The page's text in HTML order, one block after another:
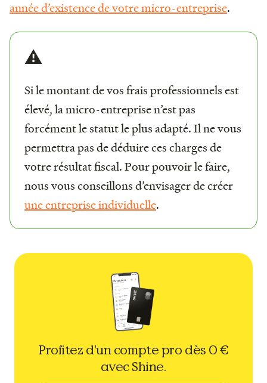
année d’existence de votre micro-entreprise.
⚠️
Si le montant de vos frais professionnels est
élevé, la micro-entreprise n’est pas
forcément le statut le plus adapté. Il ne vous
permettra pas de déduire ces charges de
votre résultat fiscal. Pour pouvoir le faire,
nous vous conseillons d’envisager de créer
une entreprise individuelle.
Profitez d'un compte pro dès 0 €
avec Shine.